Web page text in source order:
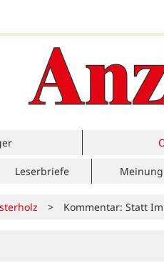
Leserbriefe Meinung
> Kommentar: Statt